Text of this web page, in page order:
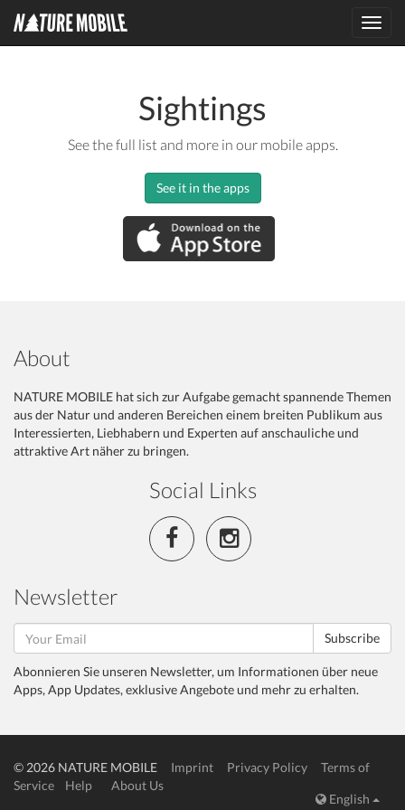
Sightings
See the full list and more in our mobile apps.
See it in the apps
About
NATURE MOBILE hat sich zur Aufgabe gemacht spannende Themen
aus der Natur und anderen Bereichen einem breiten Publikum aus
Interessierten, Liebhabern und Experten auf anschauliche und
attraktive Art näher zu bringen.
Social Links
Newsletter
Subscribe
Abonnieren Sie unseren Newsletter, um Informationen über neue
Apps, App Updates, exklusive Angebote und mehr zu erhalten.
© 2026 NATURE MOBILE Imprint Privacy Policy
Terms of
Service
Help
About Us
English